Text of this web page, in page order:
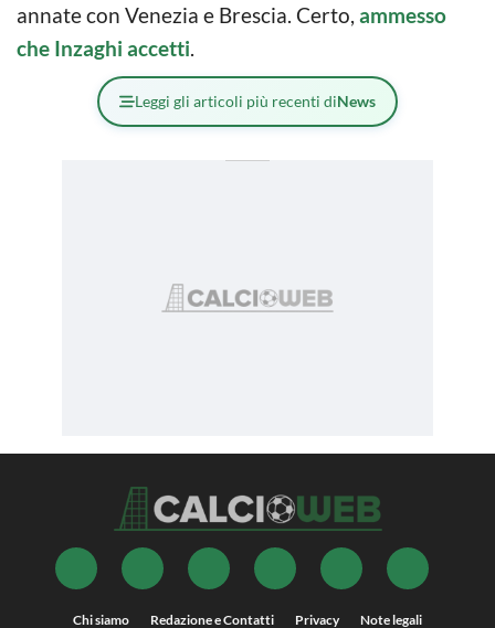
annate con Venezia e Brescia. Certo, ammesso
che Inzaghi accetti.
Leggi gli articoli più recenti diNews
Chi siamo Redazione e Contatti Privacy Note legali